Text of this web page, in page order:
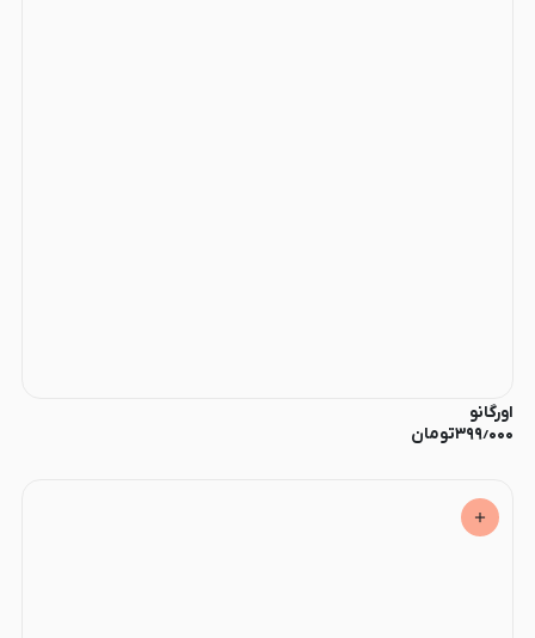
اورگانو
۳۹۹٫۰۰۰تومان